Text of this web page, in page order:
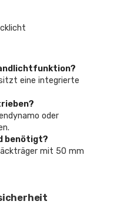
eine integrierte
oder
benötigt?
mit 50 mm